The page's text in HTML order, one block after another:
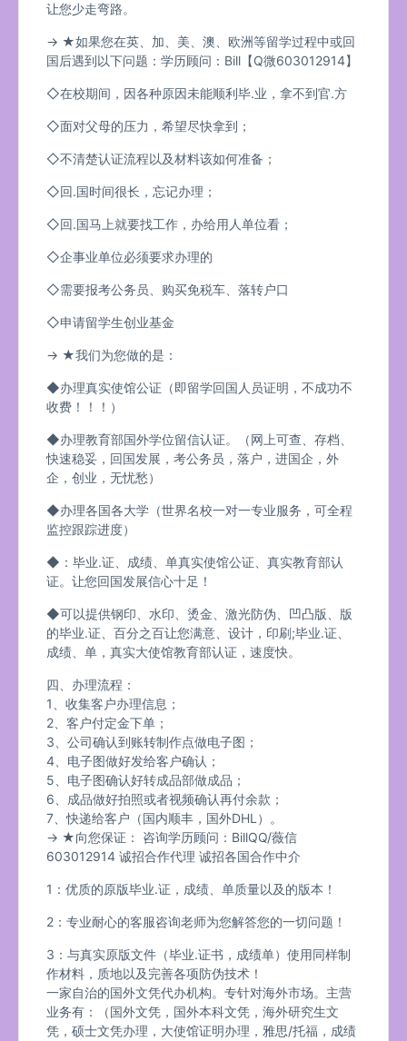
让您少走弯路。
→ ★如果您在英、加、美、澳、欧洲等留学过程中或回
国后遇到以下问题：学历顾问：Bill【Q微603012914】
◇在校期间，因各种原因未能顺利毕.业，拿不到官.方
◇面对父母的压力，希望尽快拿到；
◇不清楚认证流程以及材料该如何准备；
◇回.国时间很长，忘记办理；
◇回.国马上就要找工作，办给用人单位看；
◇企事业单位必须要求办理的
◇需要报考公务员、购买免税车、落转户口
◇申请留学生创业基金
→ ★我们为您做的是：
◆办理真实使馆公证（即留学回国人员证明，不成功不
收费！！！）
◆办理教育部国外学位留信认证。（网上可查、存档、
快速稳妥，回国发展，考公务员，落户，进国企，外
企，创业，无忧愁）
◆办理各国各大学（世界名校一对一专业服务，可全程
监控跟踪进度）
◆：毕业.证、成绩、单真实使馆公证、真实教育部认
证。让您回国发展信心十足！
◆可以提供钢印、水印、烫金、激光防伪、凹凸版、版
的毕业.证、百分之百让您满意、设计，印刷;毕业.证、
成绩、单，真实大使馆教育部认证，速度快。
四、办理流程：
1、收集客户办理信息；
2、客户付定金下单；
3、公司确认到账转制作点做电子图；
4、电子图做好发给客户确认；
5、电子图确认好转成品部做成品；
6、成品做好拍照或者视频确认再付余款；
7、快递给客户（国内顺丰，国外DHL）。
→ ★向您保证： 咨询学历顾问：BillQQ/薇信
603012914 诚招合作代理 诚招各国合作中介
1：优质的原版毕业.证，成绩、单质量以及的版本！
2：专业耐心的客服咨询老师为您解答您的一切问题！
3：与真实原版文件（毕业.证书，成绩单）使用同样制
作材料，质地以及完善各项防伪技术！
一家自治的国外文凭代办机构。专针对海外市场。主营
业务有：（国外文凭，国外本科文凭，海外研究生文
凭，硕士文凭办理，大使馆证明办理，雅思/托福，成绩